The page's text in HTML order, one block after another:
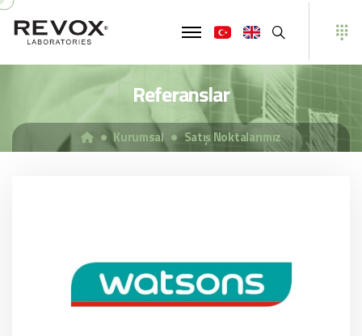
Ara
Referanslar
Kurumsal Satış Noktalarımız